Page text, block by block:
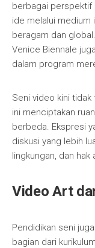
berbagai perspektif
ide melalui medium
beragam dan
Venice Biennale
dalam program
Seni video kini
ini menciptakan
berbeda. Ekspresi
diskusi yang lebih
lingkungan, dan hak
Video Art
Pendidikan seni
bagian dari